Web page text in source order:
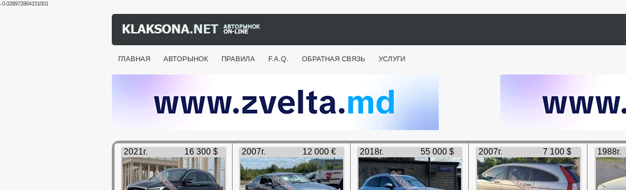
-0.028972864151001
ГЛАВНАЯ АВТОРЫНОК ПРАВИЛА F.A.Q. ОБРАТНАЯ СВЯЗЬ УСЛУГИ
2021г. 16 300 $ 2007г. 12 000 € 2018г. 55 000 $ 2007г. 7 100 $ 1988г.